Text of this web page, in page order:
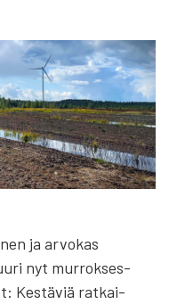
ja arvo­kas
nyt mur­rok­ses­
Kes­tä­viä rat­kai­